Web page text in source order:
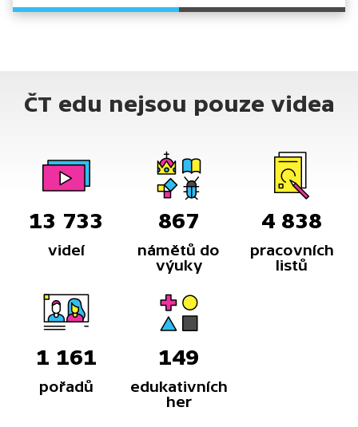
ČT edu nejsou pouze videa
13 733
videí
867
námětů do
výuky
4 838
pracovních
listů
1 161
pořadů
149
edukativních
her